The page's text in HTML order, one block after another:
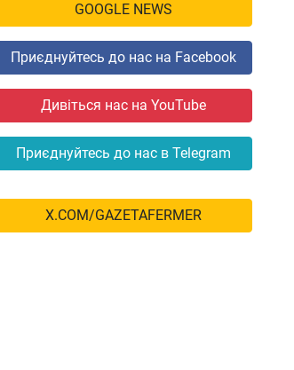
GOOGLE NEWS
Приєднуйтесь до нас на Facebook
Дивіться нас на YouTube
Приєднуйтесь до нас в Telegram
X.COM/GAZETAFERMER